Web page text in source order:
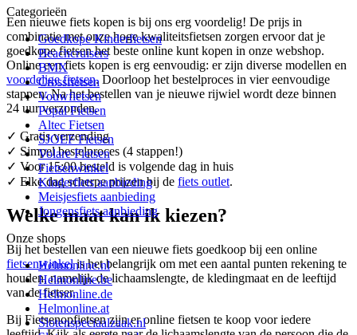
Een nieuwe fiets kopen is bij ons erg voordelig! De prijs in
combinatie met onze hoge kwaliteitsfietsen zorgen ervoor dat je
goedkope fietsen het beste online kunt kopen in onze webshop.
Online een fiets kopen is erg eenvoudig: er zijn diverse modellen en
voordelige fietsen. Doorloop het bestelproces in vier eenvoudige
stappen. Na het bestellen van je nieuwe rijwiel wordt deze binnen
24 uur verzonden.
✓ Gratis verzending
✓ Simpel bestelproces (4 stappen!)
✓ Voor 15:00 besteld is volgende dag in huis
✓ Elke dag scherpe prijzen bij de fiets outlet.
Welke maat kan ik kiezen?
Bij het bestellen van een nieuwe fiets goedkoop bij een online
fietsenwinkelis het belangrijk om met een aantal punten rekening te
houden, namelijk de lichaamslengte, de kledingmaat en de leeftijd
van de fietser.
Bij Fietsenopfietsen zijn er online fietsen te koop voor iedere
Categorieën
Goedkope Kinderfietsen
Beachcruisers
BMX
Crossfietsen
Vouwfietsen
Popal Fietsen
Altec Fietsen
SJOEF Fietsen
Volare Fietsen
Fietsenwinkel
Kinderfiets aanbieding
Meisjesfiets aanbieding
Jongensfiets aanbieding
Onze shops
Helmonline.nl
Helmonline.be
Helmonline.de
Helmonline.at
Slotenspeciaalzaak.nl